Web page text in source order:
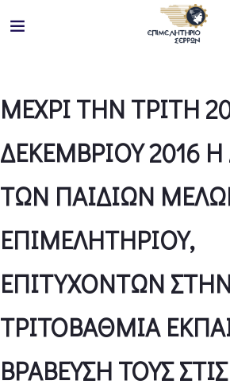
ΜΕΧΡΙ ΤΗΝ ΤΡΙΤΗ
ΔΕΚΕΜΒΡΙΟΥ 2016
ΤΩΝ ΠΑΙΔΙΩΝ
ΕΠΙΜΕΛΗΤΗΡΙΟΥ,
ΕΠΙΤΥΧΟΝΤΩΝ
ΤΡΙΤΟΒΑΘΜΙΑ
ΒΡΑΒΕΥΣΗ ΤΟΥΣ